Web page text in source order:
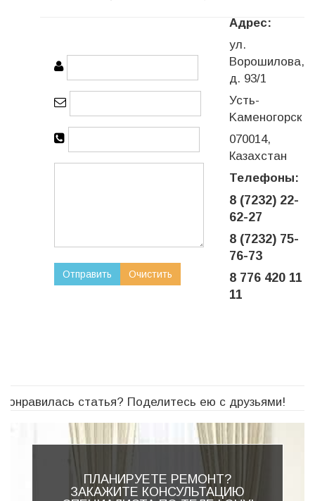
Адрес:
ул.
Ворошилова,
д. 93/1
Усть-
Kаменогорск
070014,
Казахстан
Телефоны:
8 (7232) 22-
62-27
8 (7232) 75-
76-73
8 776 420 11
11
Понравилась статья? Поделитесь ею с друзьями!
ПЛАНИРУЕТЕ РЕМОНТ?
ЗАКАЖИТЕ КОНСУЛЬТАЦИЮ